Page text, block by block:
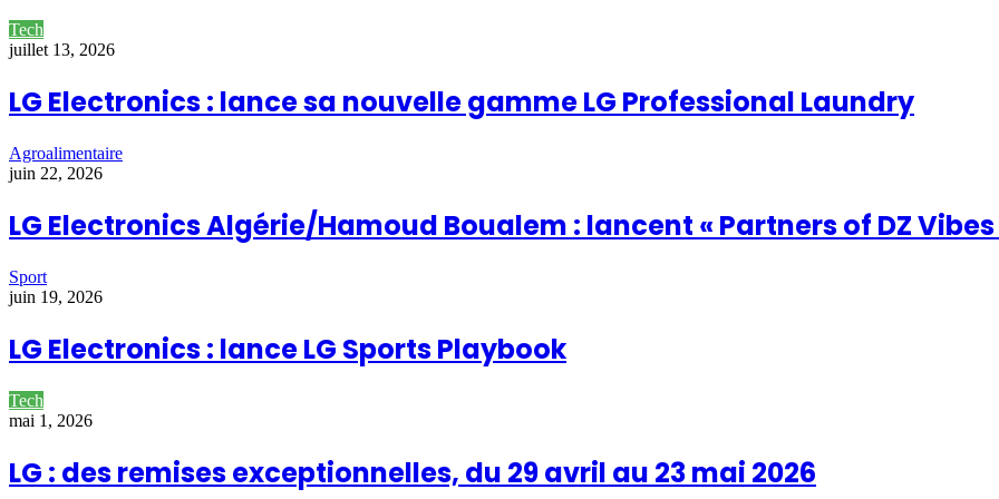
Tech
juillet 13, 2026
LG Electronics : lance sa nouvelle gamme LG Professional Laundry
Agroalimentaire
juin 22, 2026
LG Electronics Algérie/Hamoud Boualem : lancent « Partners of DZ Vibes
Sport
juin 19, 2026
LG Electronics : lance LG Sports Playbook
Tech
mai 1, 2026
LG : des remises exceptionnelles, du 29 avril au 23 mai 2026